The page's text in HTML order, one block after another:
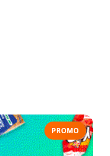
PROMO